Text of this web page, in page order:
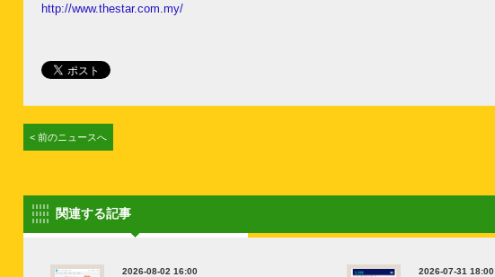
http://www.thestar.com.my/
< 前のニュースへ
関連する記事
2026-08-02 16:00 2026-07-31 18:00